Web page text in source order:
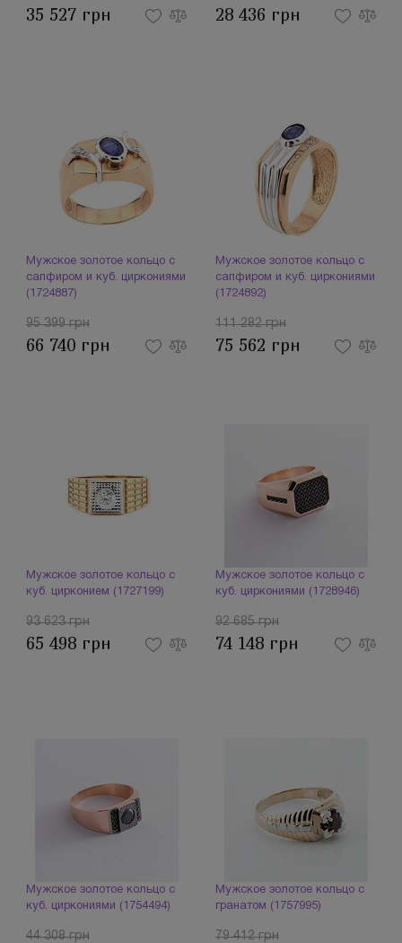
35 527 грн 28 436 грн
Мужское золотое кольцо с
сапфиром и куб. циркониями
(1724887)
95 399 грн
66 740 грн
Мужское золотое кольцо с
сапфиром и куб. циркониями
(1724892)
111 282 грн
75 562 грн
Мужское золотое кольцо с
куб. цирконием (1727199)
93 623 грн
65 498 грн
Мужское золотое кольцо с
куб. циркониями (1728946)
92 685 грн
74 148 грн
Мужское золотое кольцо с
куб. циркониями (1754494)
44 308 грн
Мужское золотое кольцо с
гранатом (1757995)
79 412 грн